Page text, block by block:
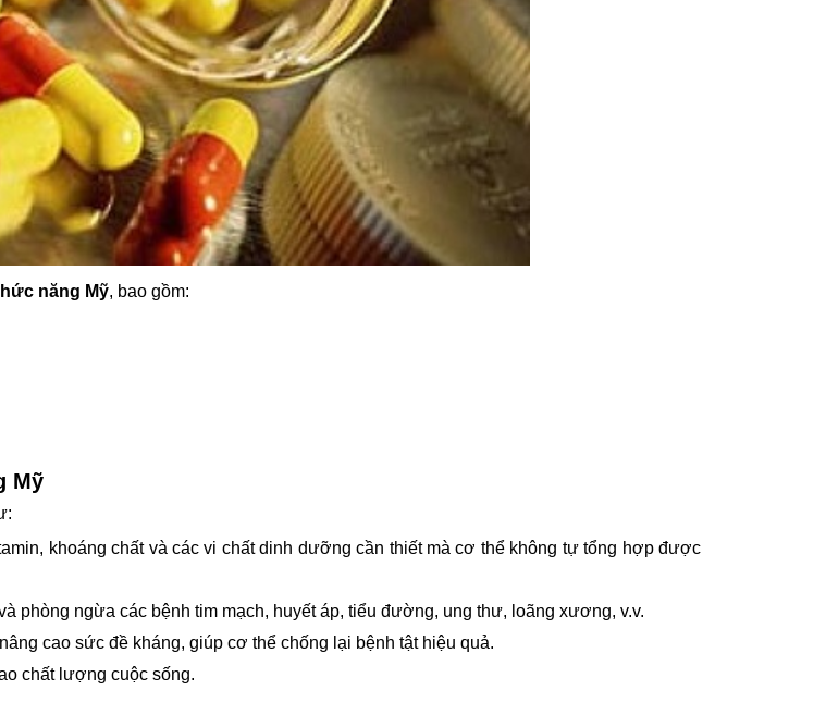
năng Mỹ, bao gồm:
Mỹ
khoáng chất và các vi chất dinh dưỡng cần thiết mà cơ thể không tự tổng hợp được
phòng ngừa các bệnh tim mạch, huyết áp, tiểu đường, ung thư, loãng xương, v.v.
cao sức đề kháng, giúp cơ thể chống lại bệnh tật hiệu quả.
chất lượng cuộc sống.